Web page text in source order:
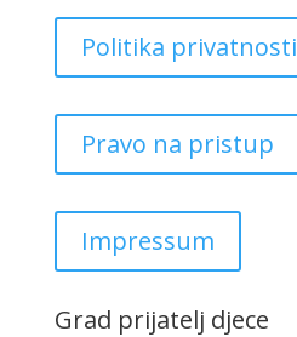
Politika privatnosti
Pravo na pristup
Impressum
Grad prijatelj djece